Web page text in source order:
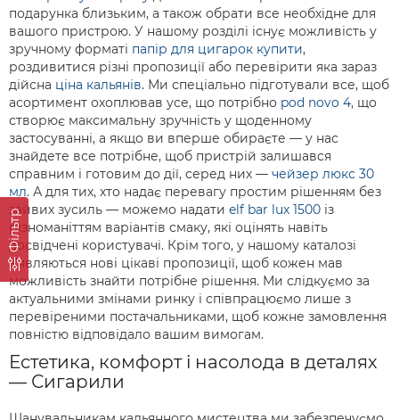
Фільтр
подарунка близьким, а також обрати все необхідне для
вашого пристрою. У нашому розділі існує можливість у
зручному форматі папір для цигарок купити,
роздивитися різні пропозиції або перевірити яка зараз
дійсна ціна кальянів. Ми спеціально підготували все, щоб
асортимент охоплював усе, що потрібно pod novo 4, що
створює максимальну зручність у щоденному
застосуванні, а якщо ви вперше обираєте — у нас
знайдете все потрібне, щоб пристрій залишався
справним і готовим до дії, серед них — чейзер люкс 30
мл. А для тих, хто надає перевагу простим рішенням без
зайвих зусиль — можемо надати elf bar lux 1500 із
різноманіттям варіантів смаку, які оцінять навіть
досвідчені користувачі. Крім того, у нашому каталозі
з’являються нові цікаві пропозиції, щоб кожен мав
можливість знайти потрібне рішення. Ми слідкуємо за
актуальними змінами ринку і співпрацюємо лише з
перевіреними постачальниками, щоб кожне замовлення
повністю відповідало вашим вимогам.
Естетика, комфорт і насолода в деталях
— Сигарили